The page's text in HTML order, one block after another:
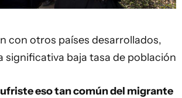
con otros países desarrollados,
significativa baja tasa de población
eso tan común del migrante